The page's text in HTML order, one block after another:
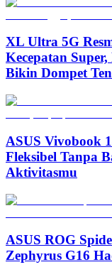
XL Ultra 5G
Kecepatan
Bikin Dompet
ASUS Vivobook
Fleksibel Tanpa
Aktivitasmu
ASUS ROG
Zephyrus G16